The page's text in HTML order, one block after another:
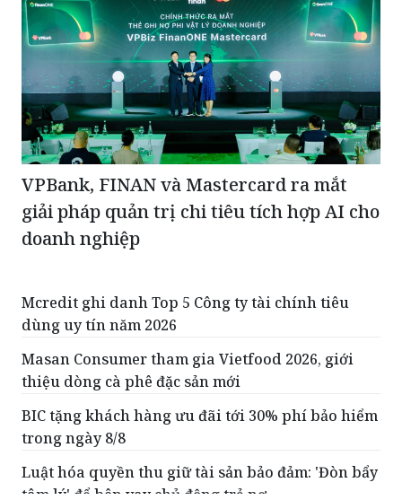
VPBank, FINAN và Mastercard ra mắt
giải pháp quản trị chi tiêu tích hợp AI cho
doanh nghiệp
Mcredit ghi danh Top 5 Công ty tài chính tiêu
dùng uy tín năm 2026
Masan Consumer tham gia Vietfood 2026, giới
thiệu dòng cà phê đặc sản mới
BIC tặng khách hàng ưu đãi tới 30% phí bảo hiểm
trong ngày 8/8
Luật hóa quyền thu giữ tài sản bảo đảm: 'Đòn bẩy
tâm lý' để bên vay chủ động trả nợ